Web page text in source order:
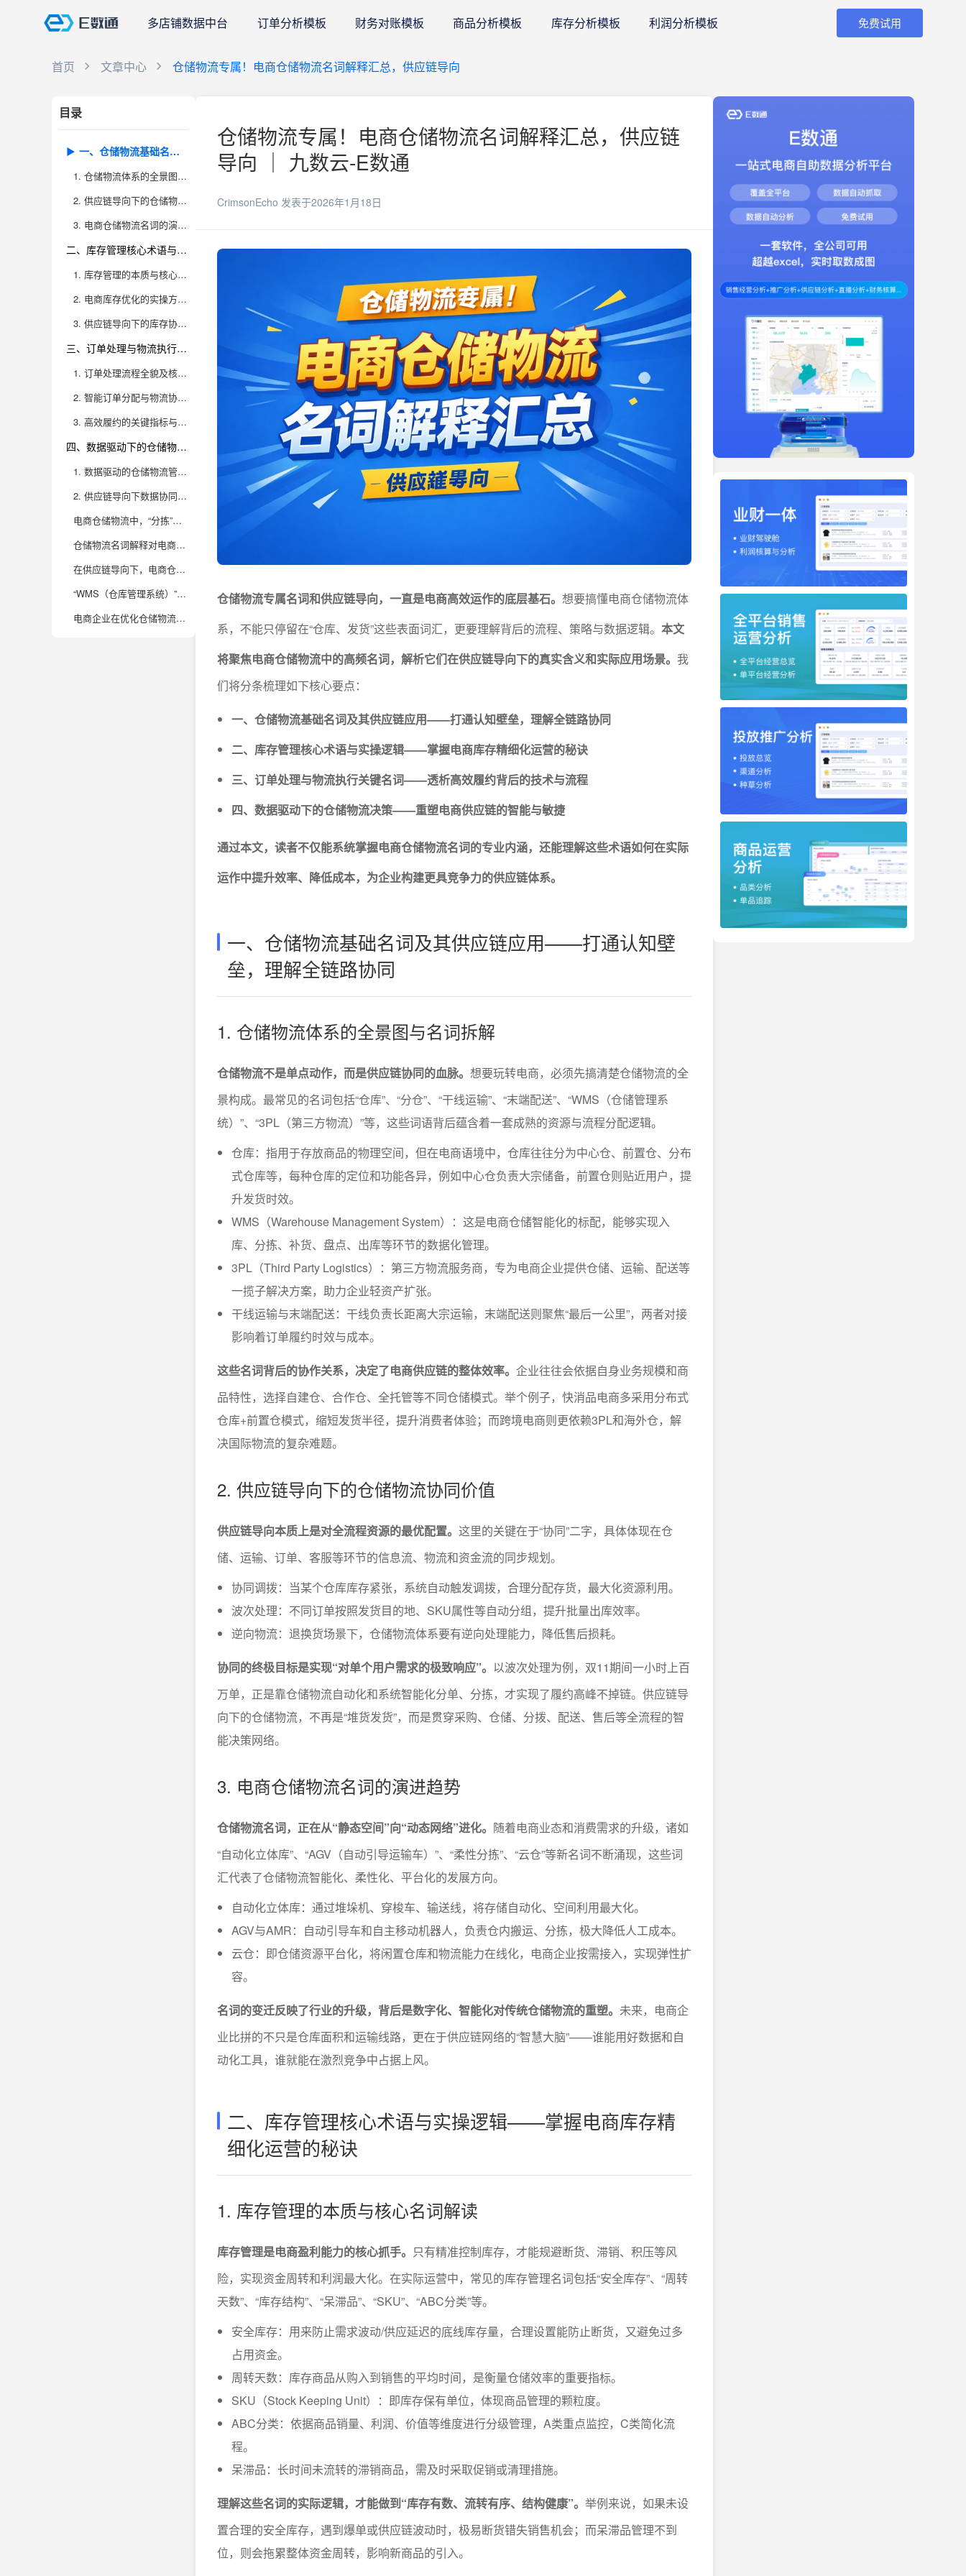
多店铺数据中台 订单分析模板 财务对账模板 商品分析模板 库存分析模板 利润分析模板 免费试用
首页 文章中心 仓储物流专属！电商仓储物流名词解释汇总，供应链导向
目录
一、仓储物流基础名词及其供应链应用——打通认知壁垒，理解全链路协同
1. 仓储物流体系的全景图与名词拆解
2. 供应链导向下的仓储物流协同价值
3. 电商仓储物流名词的演进趋势
二、库存管理核心术语与实操逻辑——掌握电商库存精细化运营的秘诀
1. 库存管理的本质与核心名词解读
2. 电商库存优化的实操方法与数据工具
3. 供应链导向下的库存协同与风险控制
三、订单处理与物流执行关键名词——透析高效履约背后的技术与流程
1. 订单处理流程全貌及核心术语
2. 智能订单分配与物流协同的升级逻辑
3. 高效履约的关键指标与持续优化
四、数据驱动下的仓储物流决策——重塑电商供应链的智能与敏捷
1. 数据驱动的仓储物流管理范式
2. 供应链导向下数据协同的深度价值
电商仓储物流中，“分拣”、“波次”、“越库”等核心名词是什么意思？实际业务中这些流程是如何协同运作的？
仓储物流名词解释对电商企业供应链管理有哪些实际意义？如何通过理解这些名词提升运营效率？
在供应链导向下，电商仓储物流怎么通过数据分析实现降本增效？有哪些关键指标值得关注？
“WMS（仓库管理系统）”、“TMS（运输管理系统）”在仓储物流名词体系中的地位如何？它们是如何助力电商企业供应链数字化转型的？
电商企业在优化仓储物流供应链时，常见的误区有哪些？如何规避这些“坑”实现持续增长？
仓储物流专属！电商仓储物流名词解释汇总，供应链
导向 ｜ 九数云-E数通
CrimsonEcho 发表于2026年1月18日
仓储物流专属名词和供应链导向，一直是电商高效运作的底层基石。 想要搞懂电商仓储物流体
系，不能只停留在“仓库、发货”这些表面词汇，更要理解背后的流程、策略与数据逻辑。 本文
将聚焦电商仓储物流中的高频名词，解析它们在供应链导向下的真实含义和实际应用场景。 我
们将分条梳理如下核心要点：
一、仓储物流基础名词及其供应链应用——打通认知壁垒，理解全链路协同
二、库存管理核心术语与实操逻辑——掌握电商库存精细化运营的秘诀
三、订单处理与物流执行关键名词——透析高效履约背后的技术与流程
四、数据驱动下的仓储物流决策——重塑电商供应链的智能与敏捷
通过本文，读者不仅能系统掌握电商仓储物流名词的专业内涵，还能理解这些术语如何在实际
运作中提升效率、降低成本，为企业构建更具竞争力的供应链体系。
一、仓储物流基础名词及其供应链应用——打通认知壁
垒，理解全链路协同
1. 仓储物流体系的全景图与名词拆解
仓储物流不是单点动作，而是供应链协同的血脉。 想要玩转电商，必须先搞清楚仓储物流的全
景构成。最常见的名词包括“仓库”、“分仓”、“干线运输”、“末端配送”、“WMS（仓储管理系
统）”、“3PL（第三方物流）”等，这些词语背后蕴含着一套成熟的资源与流程分配逻辑。
仓库：指用于存放商品的物理空间，但在电商语境中，仓库往往分为中心仓、前置仓、分布
式仓库等，每种仓库的定位和功能各异，例如中心仓负责大宗储备，前置仓则贴近用户，提
升发货时效。
WMS（Warehouse Management System）：这是电商仓储智能化的标配，能够实现入
库、分拣、补货、盘点、出库等环节的数据化管理。
3PL（Third Party Logistics）：第三方物流服务商，专为电商企业提供仓储、运输、配送等
一揽子解决方案，助力企业轻资产扩张。
干线运输与末端配送：干线负责长距离大宗运输，末端配送则聚焦“最后一公里”，两者对接
影响着订单履约时效与成本。
这些名词背后的协作关系，决定了电商供应链的整体效率。 企业往往会依据自身业务规模和商
品特性，选择自建仓、合作仓、全托管等不同仓储模式。举个例子，快消品电商多采用分布式
仓库+前置仓模式，缩短发货半径，提升消费者体验；而跨境电商则更依赖3PL和海外仓，解
决国际物流的复杂难题。
2. 供应链导向下的仓储物流协同价值
供应链导向本质上是对全流程资源的最优配置。 这里的关键在于“协同”二字，具体体现在仓
储、运输、订单、客服等环节的信息流、物流和资金流的同步规划。
协同调拨：当某个仓库库存紧张，系统自动触发调拨，合理分配存货，最大化资源利用。
波次处理：不同订单按照发货目的地、SKU属性等自动分组，提升批量出库效率。
逆向物流：退换货场景下，仓储物流体系要有逆向处理能力，降低售后损耗。
协同的终极目标是实现“对单个用户需求的极致响应”。 以波次处理为例，双11期间一小时上百
万单，正是靠仓储物流自动化和系统智能化分单、分拣，才实现了履约高峰不掉链。供应链导
向下的仓储物流，不再是“堆货发货”，而是贯穿采购、仓储、分拨、配送、售后等全流程的智
能决策网络。
3. 电商仓储物流名词的演进趋势
仓储物流名词，正在从“静态空间”向“动态网络”进化。 随着电商业态和消费需求的升级，诸如
“自动化立体库”、“AGV（自动引导运输车）”、“柔性分拣”、“云仓”等新名词不断涌现，这些词
汇代表了仓储物流智能化、柔性化、平台化的发展方向。
自动化立体库：通过堆垛机、穿梭车、输送线，将存储自动化、空间利用最大化。
AGV与AMR：自动引导车和自主移动机器人，负责仓内搬运、分拣，极大降低人工成本。
云仓：即仓储资源平台化，将闲置仓库和物流能力在线化，电商企业按需接入，实现弹性扩
容。
名词的变迁反映了行业的升级，背后是数字化、智能化对传统仓储物流的重塑。 未来，电商企
业比拼的不只是仓库面积和运输线路，更在于供应链网络的“智慧大脑”——谁能用好数据和自
动化工具，谁就能在激烈竞争中占据上风。
二、库存管理核心术语与实操逻辑——掌握电商库存精
细化运营的秘诀
1. 库存管理的本质与核心名词解读
库存管理是电商盈利能力的核心抓手。 只有精准控制库存，才能规避断货、滞销、积压等风
险，实现资金周转和利润最大化。在实际运营中，常见的库存管理名词包括“安全库存”、“周转
天数”、“库存结构”、“呆滞品”、“SKU”、“ABC分类”等。
安全库存：用来防止需求波动/供应延迟的底线库存量，合理设置能防止断货，又避免过多
占用资金。
周转天数：库存商品从购入到销售的平均时间，是衡量仓储效率的重要指标。
SKU（Stock Keeping Unit）：即库存保有单位，体现商品管理的颗粒度。
ABC分类：依据商品销量、利润、价值等维度进行分级管理，A类重点监控，C类简化流
程。
呆滞品：长时间未流转的滞销商品，需及时采取促销或清理措施。
理解这些名词的实际逻辑，才能做到“库存有数、流转有序、结构健康”。 举例来说，如果未设
置合理的安全库存，遇到爆单或供应链波动时，极易断货错失销售机会；而呆滞品管理不到
位，则会拖累整体资金周转，影响新商品的引入。